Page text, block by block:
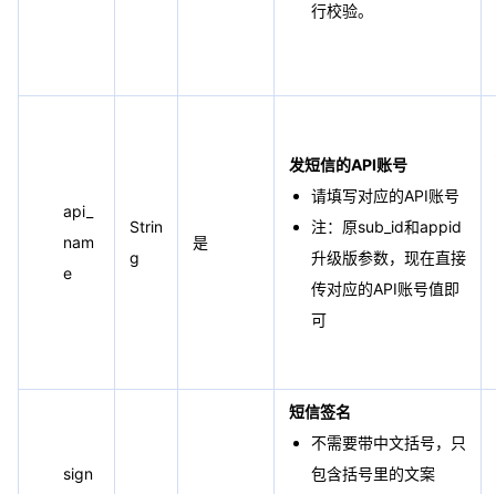
行校验。
api_
nam
e
Strin
g
是
发短信的API账号
请填写对应的API账号
注：原sub_id和appid
升级版参数，现在直接
传对应的API账号值即
可
sign
短信签名
不需要带中文括号，只
包含括号里的文案